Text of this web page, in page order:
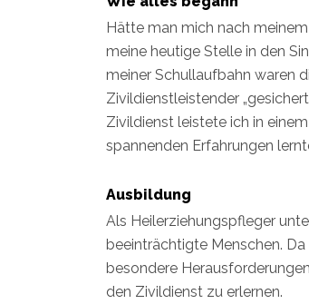
Hätte man mich nach
meine heutige Stelle in den
meiner Schullaufbahn waren
Zivildienstleistender
Zivildienst leistete ich in
spannenden Erfahrungen
Ausbildung
Als Heilerziehungspfleger
beeinträchtigte Menschen.
besondere
den Zivildienst zu erlernen.